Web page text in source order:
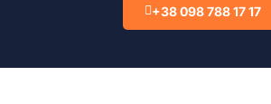
+38 098 788 17 17